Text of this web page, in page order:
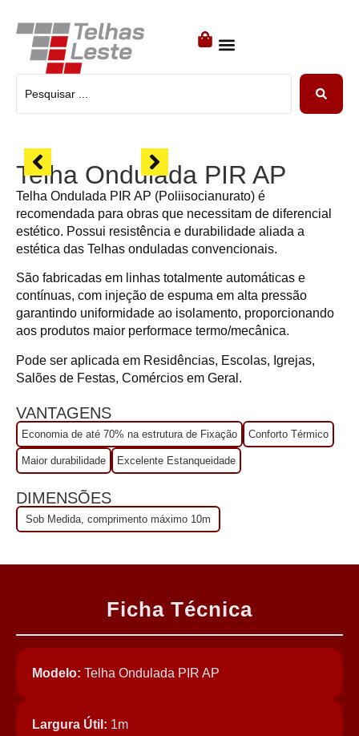
Telha Ondulada PIR AP
Telha Ondulada PIR AP (Poliisocianurato) é
recomendada para obras que necessitam de diferencial
estético. Possui resistência e durabilidade aliada a
estética das Telhas onduladas convencionais.
São fabricadas em linhas totalmente automáticas e
contínuas, com injeção de espuma em alta pressão
garantindo uniformidade ao isolamento, proporcionando
aos produtos maior performace termo/mecânica.
Pode ser aplicada em Residências, Escolas, Igrejas,
Salões de Festas, Comércios em Geral.
VANTAGENS
Economia de até 70% na estrutura de Fixação Conforto Térmico
Maior durabilidade Excelente Estanqueidade
DIMENSÕES
Sob Medida, comprimento máximo 10m
Ficha Técnica
Modelo: Telha Ondulada PIR AP
Largura Útil: 1m